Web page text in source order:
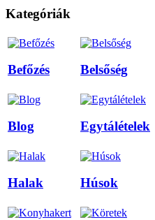
Kategóriák
Befőzés Belsőség
Blog Egytálételek
Halak Húsok